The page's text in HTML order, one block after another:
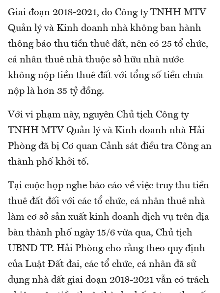
Giai đoạn 2018-2021, do Công ty TNHH MTV
Quản lý và Kinh doanh nhà không ban hành
thông báo thu tiền thuê đất, nên có 25 tổ chức,
cá nhân thuê nhà thuộc sở hữu nhà nước
không nộp tiền thuê đất với tổng số tiền chưa
nộp là hơn 35 tỷ đồng.
Với vi phạm này, nguyên Chủ tịch Công ty
TNHH MTV Quản lý và Kinh doanh nhà Hải
Phòng đã bị Cơ quan Cảnh sát điều tra Công an
thành phố khởi tố.
Tại cuộc họp nghe báo cáo về việc truy thu tiền
thuê đất đối với các tổ chức, cá nhân thuê nhà
làm cơ sở sản xuất kinh doanh dịch vụ trên địa
bàn thành phố ngày 15/6 vừa qua, Chủ tịch
UBND TP. Hải Phòng cho rằng theo quy định
của Luật Đất đai, các tổ chức, cá nhân đã sử
dụng nhà đất giai đoạn 2018-2021 vẫn có trách